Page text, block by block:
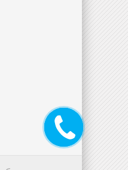
Заказать
звонок